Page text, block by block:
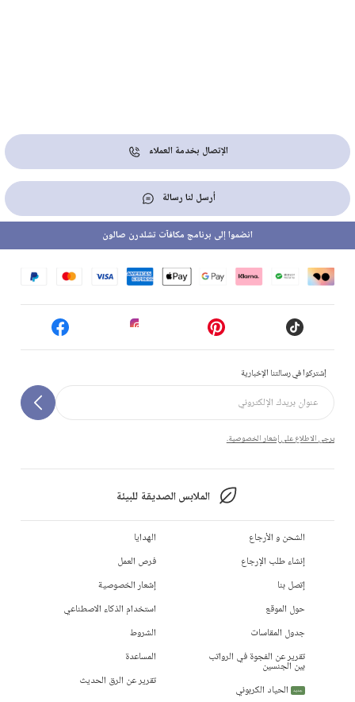
الإتصال بخدمة العملاء
أرسل لنا رسالة
إشتركوا في رسالتنا الإخبارية
يرجى الاطلاع على إشعار الخصوصية.
الملابس الصديقة للبيئة
انضموا إلى برنامج مكافآت تشلدرن صالون
الشحن و الأرجاع
إنشاء طلب الإرجاع
إتصل بنا
حول الموقع
جدول المقاسات
تقرير عن الفجوة في الرواتب
بين الجنسين
جديد الحياد الكربوني
الهدايا
فرص العمل
إشعار الخصوصية
استخدام الذكاء الاصطناعي
الشروط
المساعدة
تقرير عن الرق الحديث